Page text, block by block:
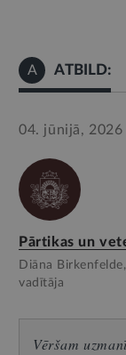
A ATBILD:
04. jūnijā, 2026
Pārtikas un
Diāna
vadītāja
Vēršam